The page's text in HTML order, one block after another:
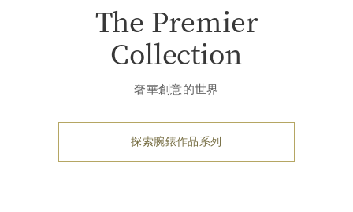
The Premier
Collection
奢華創意的世界
探索腕錶作品系列